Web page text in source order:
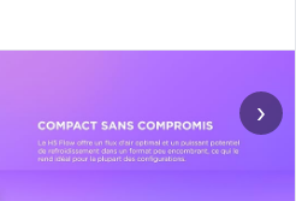
›